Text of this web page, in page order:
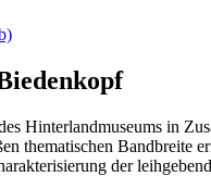
Hinterlandmuseums in
Bandbreite
der